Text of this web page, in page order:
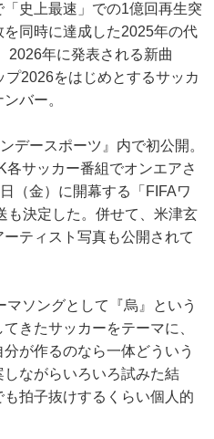
史上最速」での1億回再生突
同時に達成した2025年の代
2026年に発表される新曲
プ2026をはじめとするサッカ
バー。
デースポーツ』内で初公開。
サッカー番組でオンエアさ
（金）に開幕する「FIFAワ
も決定した。併せて、米津玄
ティスト写真も公開されて
ソングとして『烏』という
きたサッカーをテーマに、
が作るのなら一体どういう
ながらいろいろ試みた結
拍子抜けするくらい個人的